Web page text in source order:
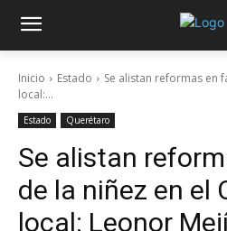
Inicio Estado
Se alistan reformas en
local:...
Estado Querétaro
Se alistan
de la niñez en el
local: Leonor